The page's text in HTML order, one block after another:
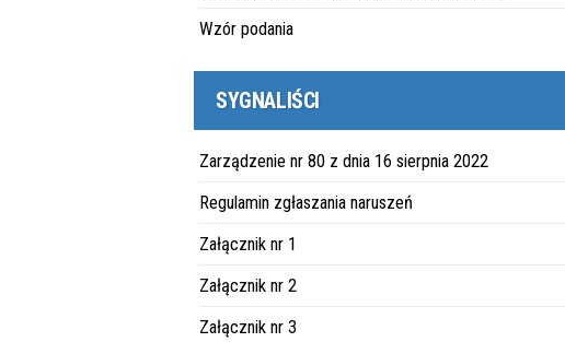
Wzór podania
SYGNALIŚCI
Zarządzenie nr 80 z dnia 16 sierpnia 2022
Regulamin zgłaszania naruszeń
Załącznik nr 1
Załącznik nr 2
Załącznik nr 3